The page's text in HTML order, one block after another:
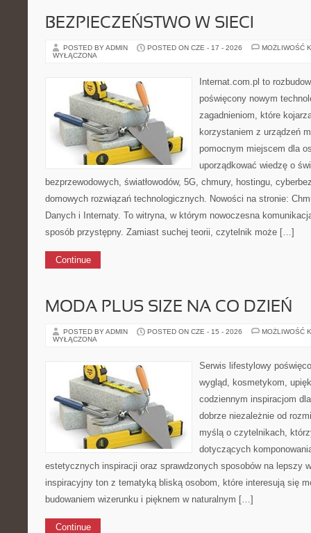
BEZPIECZEŃSTWO W SIECI
POSTED BY ADMIN POSTED ON CZE - 17 - 2026
MOŻLIWOŚĆ
WYŁĄCZONA
Internat.com.pl to
poświęcony nowym
zagadnieniom, które
korzystaniem z urządzeń
pomocnym miejscem dla
uporządkować wiedzę o
bezprzewodowych, światłowodów, 5G, chmury, hostingu,
domowych rozwiązań technologicznych. Nowości na stronie:
Danych i Internaty. To witryna, w którym nowoczesna
sposób przystępny. Zamiast suchej teorii, czytelnik może […]
Continue
MODA PLUS SIZE NA CO DZIEŃ
POSTED BY ADMIN POSTED ON CZE - 15 - 2026
MOŻLIWOŚĆ
WYŁĄCZONA
Serwis lifestylowy
wygląd, kosmetykom,
codziennym inspiracjom
dobrze niezależnie od
myślą o czytelnikach,
dotyczących
estetycznych inspiracji oraz sprawdzonych sposobów na lepszy
inspiracyjny ton z tematyką bliską osobom, które interesują się
budowaniem wizerunku i pięknem w naturalnym […]
Continue